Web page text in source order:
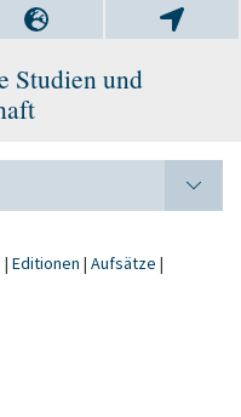
Studien und
| Editionen | Aufsätze |